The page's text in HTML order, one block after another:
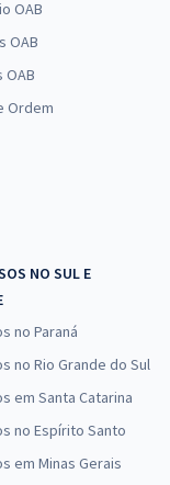
- Administrador
- Contador
OAB
OAB
OAB
Ordem
NO SUL E
no Paraná
no Rio Grande do Sul
em Santa Catarina
no Espírito Santo
em Minas Gerais